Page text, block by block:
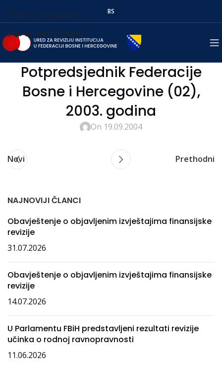
Skip to navigation
Skip to main content
BS
Potpredsjednik Federacije
Bosne i Hercegovine (02),
2003. godina
On 19.09.2004
Novi Prethodni
NAJNOVIJI ČLANCI
Obavještenje o objavljenim izvještajima finansijske
revizije
31.07.2026
Obavještenje o objavljenim izvještajima finansijske
revizije
14.07.2026
U Parlamentu FBiH predstavljeni rezultati revizije
učinka o rodnoj ravnopravnosti
11.06.2026